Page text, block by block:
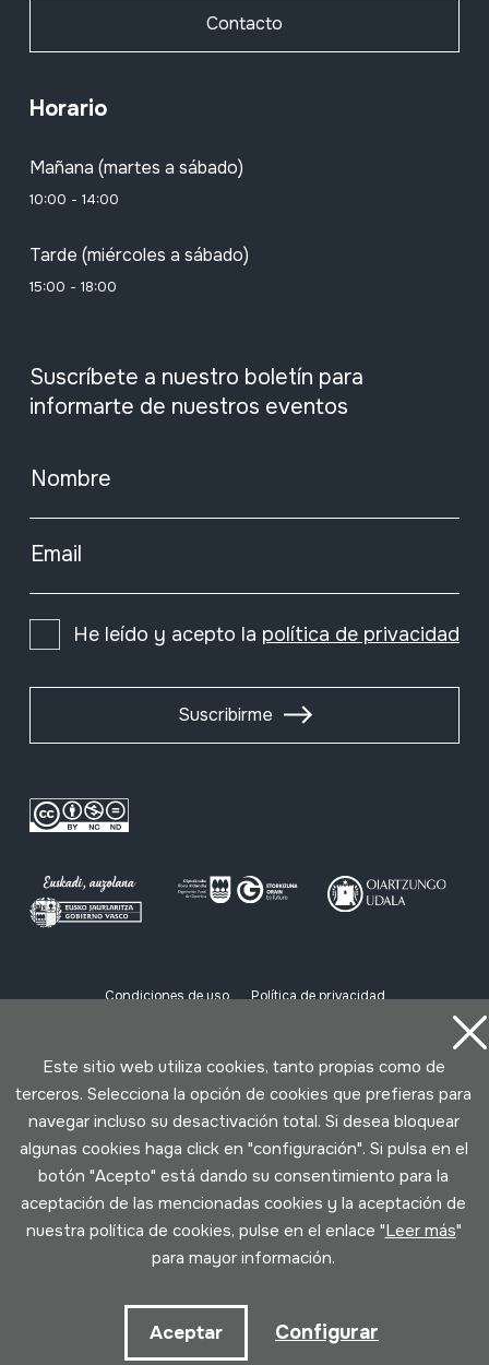
Contacto
Horario
Mañana (martes a sábado)
10:00 - 14:00
Tarde (miércoles a sábado)
15:00 - 18:00
Suscríbete a nuestro boletín para
informarte de nuestros eventos
Nombre
Email
He leído y acepto la política de privacidad
Suscribirme
Condiciones de uso
Política de privacidad
Desarrollado por Lotura
Este sitio web utiliza cookies, tanto propias como de
terceros. Selecciona la opción de cookies que prefieras para
navegar incluso su desactivación total. Si desea bloquear
algunas cookies haga click en "configuración". Si pulsa en el
botón "Acepto" está dando su consentimiento para la
aceptación de las mencionadas cookies y la aceptación de
nuestra política de cookies, pulse en el enlace "Leer más"
para mayor información.
Aceptar Configurar